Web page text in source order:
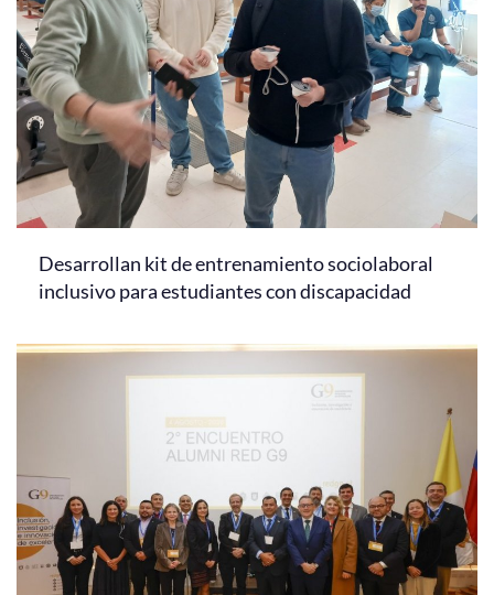
Desarrollan kit de entrenamiento sociolaboral
inclusivo para estudiantes con discapacidad